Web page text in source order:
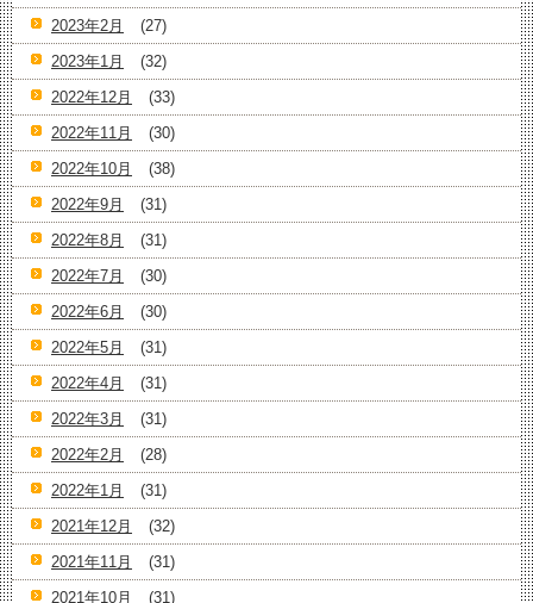
2023年2月
(27)
2023年1月
(32)
2022年12月
(33)
2022年11月
(30)
2022年10月
(38)
2022年9月
(31)
2022年8月
(31)
2022年7月
(30)
2022年6月
(30)
2022年5月
(31)
2022年4月
(31)
2022年3月
(31)
2022年2月
(28)
2022年1月
(31)
2021年12月
(32)
2021年11月
(31)
2021年10月
(31)